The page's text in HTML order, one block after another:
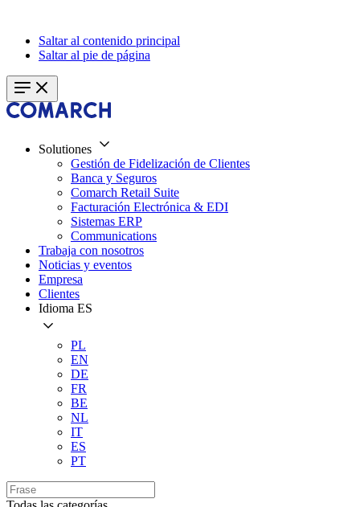
Saltar al contenido principal
Saltar al pie de página
Solutiones
Gestión de Fidelización de Clientes
Banca y Seguros
Comarch Retail Suite
Facturación Electrónica & EDI
Sistemas ERP
Communications
Trabaja con nosotros
Noticias y eventos
Empresa
Clientes
Idioma ES
PL
EN
DE
FR
BE
NL
IT
ES
PT